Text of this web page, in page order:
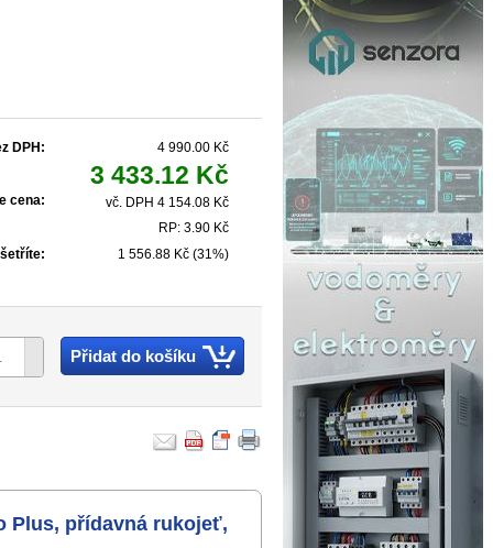
DPH: 4 990.00 Kč
cena:
3 433.12 Kč
vč. DPH 4 154.08 Kč
RP: 3.90 Kč
1 556.88 Kč (31%)
Přidat do košíku
Plus, přídavná rukojeť,